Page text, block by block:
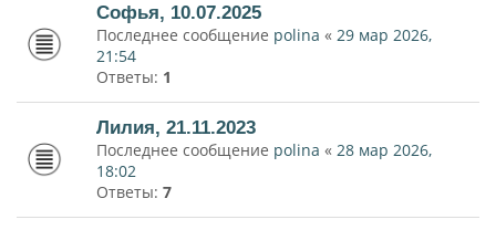
Софья, 10.07.2025
Последнее сообщение polina « 29 мар 2026,
21:54
Ответы: 1
Лилия, 21.11.2023
Последнее сообщение polina « 28 мар 2026,
18:02
Ответы: 7